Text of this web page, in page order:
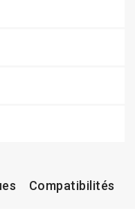
Compatibilités